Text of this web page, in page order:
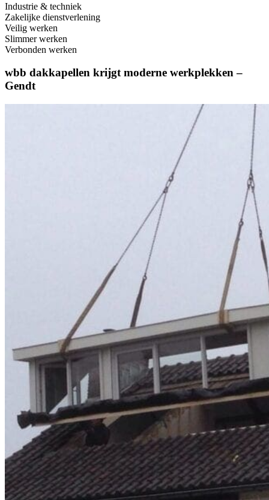
Industrie & techniek
Zakelijke dienstverlening
Veilig werken
Slimmer werken
Verbonden werken
wbb dakkapellen krijgt moderne werkplekken –
Gendt